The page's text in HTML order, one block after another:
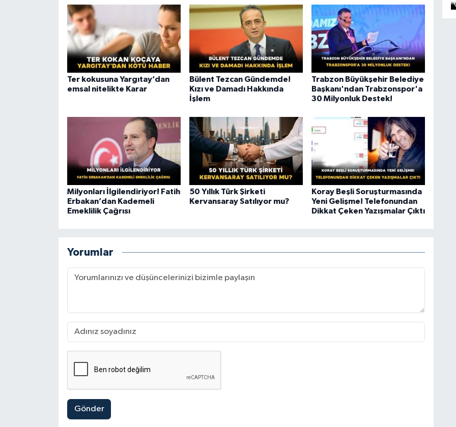
Ter kokusuna Yargıtay’dan
emsal nitelikte Karar
Bülent Tezcan Gündemde!
Kızı ve Damadı Hakkında
İşlem
Trabzon Büyükşehir Belediye
Başkanı'ndan Trabzonspor'a
30 Milyonluk Destek!
Milyonları İlgilendiriyor! Fatih
Erbakan’dan Kademeli
Emeklilik Çağrısı
50 Yıllık Türk Şirketi
Kervansaray Satılıyor mu?
Koray Beşli Soruşturmasında
Yeni Gelişme! Telefonundan
Dikkat Çeken Yazışmalar Çıktı
Yorumlar
Gönder